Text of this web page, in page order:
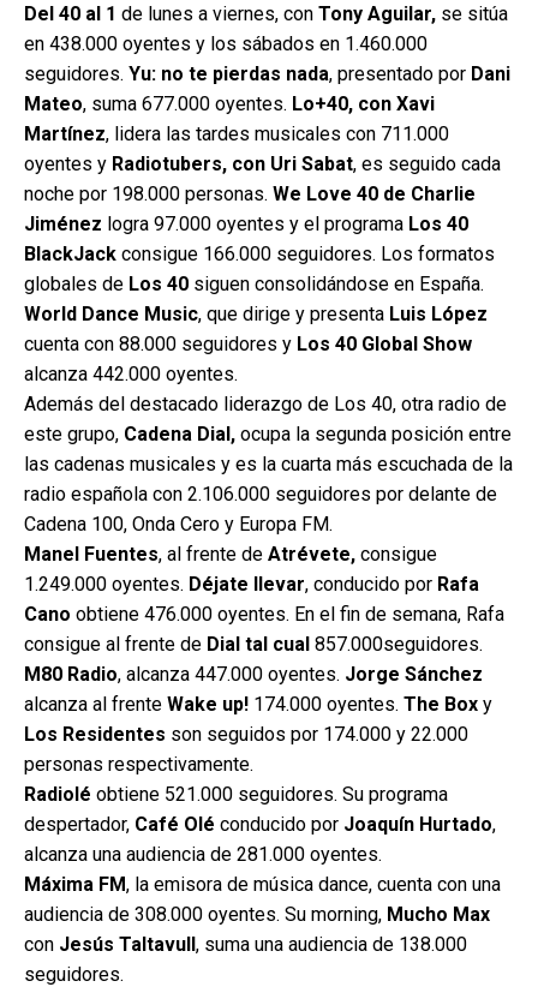
Del 40 al 1 de lunes a viernes, con Tony Aguilar, se sitúa
en 438.000 oyentes y los sábados en 1.460.000
seguidores. Yu: no te pierdas nada, presentado por Dani
Mateo, suma 677.000 oyentes. Lo+40, con Xavi
Martínez, lidera las tardes musicales con 711.000
oyentes y Radiotubers, con Uri Sabat, es seguido cada
noche por 198.000 personas. We Love 40 de Charlie
Jiménez logra 97.000 oyentes y el programa Los 40
BlackJack consigue 166.000 seguidores. Los formatos
globales de Los 40 siguen consolidándose en España.
World Dance Music, que dirige y presenta Luis López
cuenta con 88.000 seguidores y Los 40 Global Show
alcanza 442.000 oyentes.
Además del destacado liderazgo de Los 40, otra radio de
este grupo, Cadena Dial, ocupa la segunda posición entre
las cadenas musicales y es la cuarta más escuchada de la
radio española con 2.106.000 seguidores por delante de
Cadena 100, Onda Cero y Europa FM.
Manel Fuentes, al frente de Atrévete, consigue
1.249.000 oyentes. Déjate llevar, conducido por Rafa
Cano obtiene 476.000 oyentes. En el fin de semana, Rafa
consigue al frente de Dial tal cual 857.000seguidores.
M80 Radio, alcanza 447.000 oyentes. Jorge Sánchez
alcanza al frente Wake up! 174.000 oyentes. The Box y
Los Residentes son seguidos por 174.000 y 22.000
personas respectivamente.
Radiolé obtiene 521.000 seguidores. Su programa
despertador, Café Olé conducido por Joaquín Hurtado,
alcanza una audiencia de 281.000 oyentes.
Máxima FM, la emisora de música dance, cuenta con una
audiencia de 308.000 oyentes. Su morning, Mucho Max
con Jesús Taltavull, suma una audiencia de 138.000
seguidores.